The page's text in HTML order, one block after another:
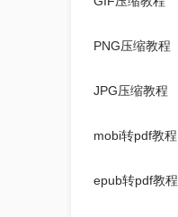
PNG压缩教程
JPG压缩教程
mobi转pdf教程
epub转pdf教程